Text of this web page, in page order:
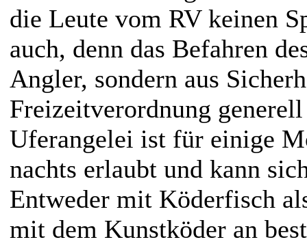
die Leute vom RV keinen
auch, denn das Befahren
Angler, sondern aus
Freizeitverordnung
Uferangelei ist für einige
nachts erlaubt und kann
Entweder mit Köderfisch
mit dem Kunstköder an